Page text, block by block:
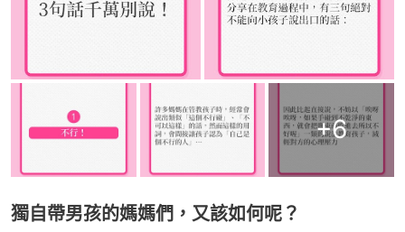
+6
獨自帶男孩的媽媽們，又該如何呢？